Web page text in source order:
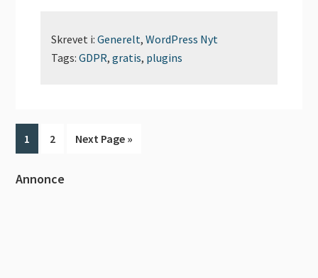
Skrevet i:Generelt,WordPress Nyt
Tags:GDPR,gratis, plugins
Side
1 Side
2
Go
Next Page »
Primær
Annonce